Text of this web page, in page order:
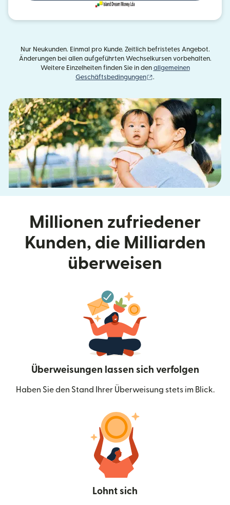
Nur Neukunden. Einmal pro Kunde. Zeitlich befristetes Angebot.
Änderungen bei allen aufgeführten Wechselkursen vorbehalten.
Weitere Einzelheiten finden Sie in den allgemeinen
Geschäftsbedingungen
.
Millionen zufriedener
Kunden, die Milliarden
überweisen
Überweisungen lassen sich verfolgen
Haben Sie den Stand Ihrer Überweisung stets im Blick.
Lohnt sich